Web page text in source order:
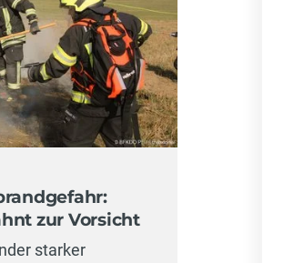
zur Vorsicht
starker